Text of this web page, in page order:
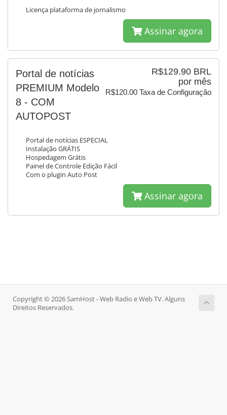
Licença plataforma de jornalismo
Assinar agora
R$129.90 BRL
por mês
R$120.00 Taxa de Configuração
Portal de notícias
PREMIUM Modelo
8 - COM
AUTOPOST
Portal de notícias ESPECIAL
Instalação GRÁTIS
Hospedagem Grátis
Painel de Controle Edição Fácil
Com o plugin Auto Post
Assinar agora
Copyright © 2026 SamHost - Web Radio e Web TV. Alguns
Direitos Reservados.